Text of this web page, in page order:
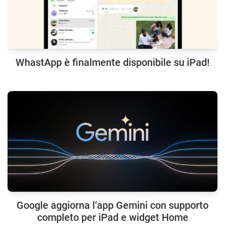
WhastApp è finalmente disponibile su iPad!
Google aggiorna l’app Gemini con supporto
completo per iPad e widget Home